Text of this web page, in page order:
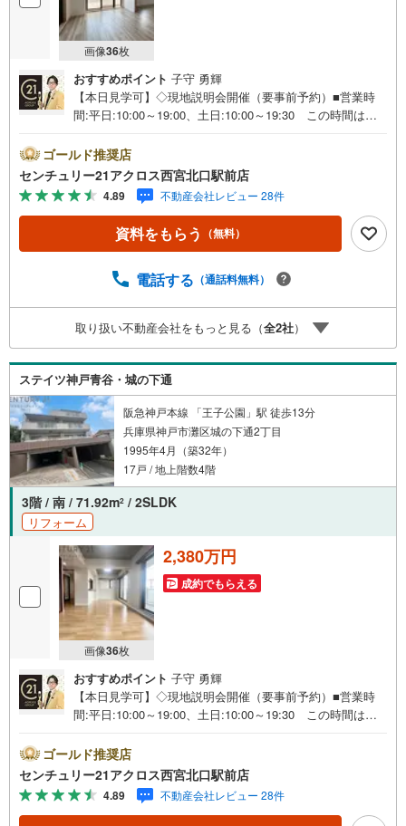
画像36枚
おすすめポイント 子守 勇輝
【本日見学可】◇現地説明会開催（要事前予約）■営業時
間:平日:10:00～19:00、土日:10:00～19:30 この時間はお
2月リフォーム済。バス停まで徒歩1分です。眺望良好。閑
静な住宅地です。○センチュリー21アクロスグループの3つ
の特徴○■センチュリー21グループで28年連続No.1（1997年
～2024年兵庫地区仲介実績） 西宮・尼崎・伊丹・宝塚に
て8店舗展開中。阪神間での購入や売却は当店にお任せ下さ
い■お客様駐車場、キッズスペースがございます。 8店舗
す。 お子様連れでもご安心ください。■取り扱い物件多数
や、1000万円台の中古マンションを始め多数物件を取り扱
っています。Yahoo！不動産に掲載しきれない物件もご紹
介できます。お気軽にお問合せください。弊社ホームペー
ジへは「C21アクロス」で検索！
ゴールド推奨店
センチュリー21アクロス西宮北口駅前店
4.89 不動産会社レビュー 28件
資料をもらう （無料）
電話する （通話料無料）
取り扱い不動産会社をもっと見る（全2社）
ステイツ神戸青谷・城の下通
阪急神戸本線 「王子公園」駅 徒歩13分
兵庫県神戸市灘区城の下通2丁目
1995年4月（築32年）
17戸 / 地上階数4階
3階 / 南 / 71.92m2 / 2SLDK
リフォーム
画像36枚
2,380万円
成約でもらえる
おすすめポイント 子守 勇輝
【本日見学可】◇現地説明会開催（要事前予約）■営業時
間:平日:10:00～19:00、土日:10:00～19:30 この時間はお
3月キッチン新調、フローリング・クロス全面・CF貼替、
洗濯パン・洗濯水栓・スイッチ・コンセントプレート交
換、畳表替え、襖張替のリフォーム済みです。○センチュリ
ー21アクロスグループの3つの特徴○■センチュリー21グル
ゴールド推奨店
センチュリー21アクロス西宮北口駅前店
4.89 不動産会社レビュー 28件